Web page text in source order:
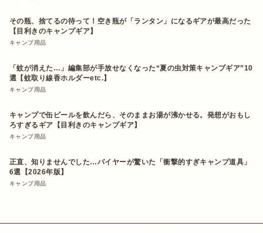
その瓶、捨てるの待って！空き瓶が「ランタン」になるギアが最高だった
【目利きのキャンプギア】
キャンプ用品
「蚊が消えた…」編集部が手放せなくなった“夏の虫対策キャンプギア”10
選【蚊取り線香ホルダーetc.】
キャンプ用品
キャンプで缶ビールを飲んだら、そのままお湯が沸かせる。発想がおもし
ろすぎるギア【目利きのキャンプギア】
キャンプ用品
正直、知りませんでした…バイヤーが驚いた「衝撃的すぎキャンプ道具」
6選【2026年版】
キャンプ用品